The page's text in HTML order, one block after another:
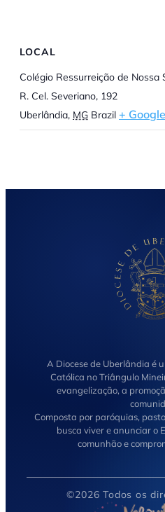
LOCAL
Colégio Ressurreição de Nossa
R. Cel. Severiano, 192
Uberlândia, MG Brazil +
A Diocese de Uberlândia é
Católica no Triângulo
evangelização, a
Composta por paróquias,
busca viver e anunciar o
comunhão e
©2026 Todos os